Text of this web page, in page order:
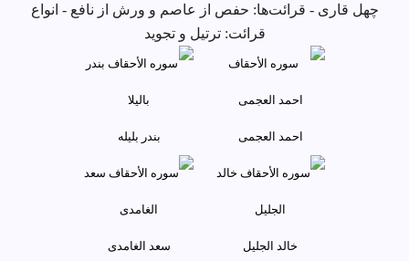
چهل قاری - قرائت‌ها: حفص از عاصم و ورش از نافع - انواع
قرائت: ترتیل و تجوید
احمد العجمی بندر بليله
خالد الجلیل سعد الغامدی